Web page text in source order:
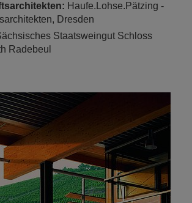
Haufe.Lohse.Pätzing -
Dresden
Staatsweingut Schloss
Radebeul